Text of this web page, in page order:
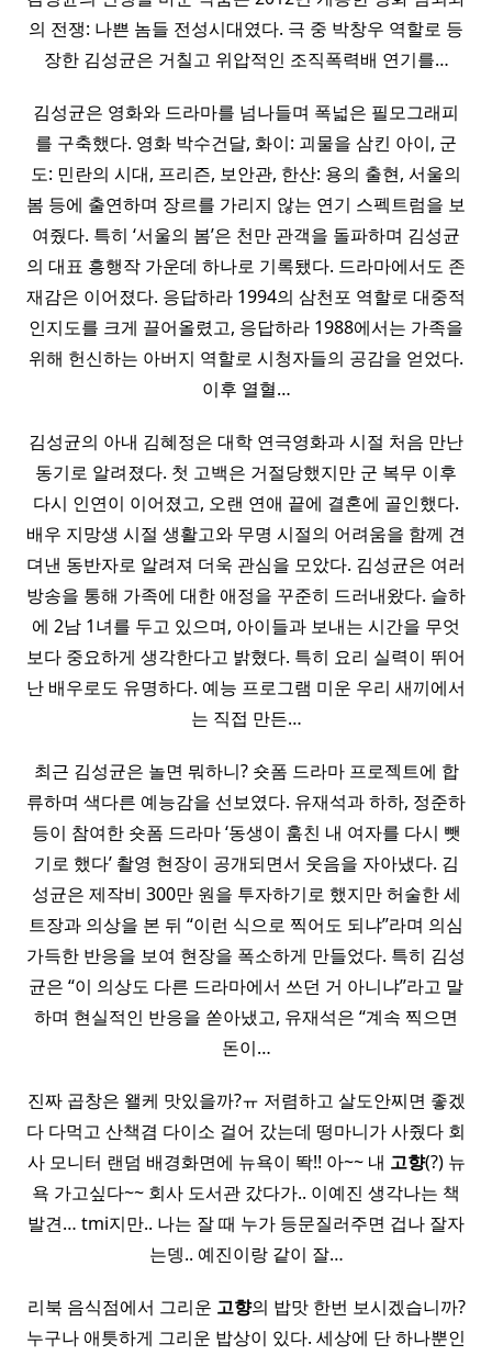
의 전쟁: 나쁜 놈들 전성시대였다. 극 중 박창우 역할로 등
장한 김성균은 거칠고 위압적인 조직폭력배 연기를…
김성균은 영화와 드라마를 넘나들며 폭넓은 필모그래피
를 구축했다. 영화 박수건달, 화이: 괴물을 삼킨 아이, 군
도: 민란의 시대, 프리즌, 보안관, 한산: 용의 출현, 서울의
봄 등에 출연하며 장르를 가리지 않는 연기 스펙트럼을 보
여줬다. 특히 ‘서울의 봄’은 천만 관객을 돌파하며 김성균
의 대표 흥행작 가운데 하나로 기록됐다. 드라마에서도 존
재감은 이어졌다. 응답하라 1994의 삼천포 역할로 대중적
인지도를 크게 끌어올렸고, 응답하라 1988에서는 가족을
위해 헌신하는 아버지 역할로 시청자들의 공감을 얻었다.
이후 열혈…
김성균의 아내 김혜정은 대학 연극영화과 시절 처음 만난
동기로 알려졌다. 첫 고백은 거절당했지만 군 복무 이후
다시 인연이 이어졌고, 오랜 연애 끝에 결혼에 골인했다.
배우 지망생 시절 생활고와 무명 시절의 어려움을 함께 견
뎌낸 동반자로 알려져 더욱 관심을 모았다. 김성균은 여러
방송을 통해 가족에 대한 애정을 꾸준히 드러내왔다. 슬하
에 2남 1녀를 두고 있으며, 아이들과 보내는 시간을 무엇
보다 중요하게 생각한다고 밝혔다. 특히 요리 실력이 뛰어
난 배우로도 유명하다. 예능 프로그램 미운 우리 새끼에서
는 직접 만든…
최근 김성균은 놀면 뭐하니? 숏폼 드라마 프로젝트에 합
류하며 색다른 예능감을 선보였다. 유재석과 하하, 정준하
등이 참여한 숏폼 드라마 ‘동생이 훔친 내 여자를 다시 뺏
기로 했다’ 촬영 현장이 공개되면서 웃음을 자아냈다. 김
성균은 제작비 300만 원을 투자하기로 했지만 허술한 세
트장과 의상을 본 뒤 “이런 식으로 찍어도 되냐”라며 의심
가득한 반응을 보여 현장을 폭소하게 만들었다. 특히 김성
균은 “이 의상도 다른 드라마에서 쓰던 거 아니냐”라고 말
하며 현실적인 반응을 쏟아냈고, 유재석은 “계속 찍으면
돈이…
진짜 곱창은 왤케 맛있을까?ㅠ 저렴하고 살도안찌면 좋겠
다 다먹고 산책겸 다이소 걸어 갔는데 떵마니가 사줬다 회
사 모니터 랜덤 배경화면에 뉴욕이 똭!! 아~~ 내 고향(?) 뉴
욕 가고싶다~~ 회사 도서관 갔다가.. 이예진 생각나는 책
발견… tmi지만.. 나는 잘 때 누가 등문질러주면 겁나 잘자
는뎅.. 예진이랑 같이 잘…
리북 음식점에서 그리운 고향의 밥맛 한번 보시겠습니까?
누구나 애틋하게 그리운 밥상이 있다. 세상에 단 하나뿐인